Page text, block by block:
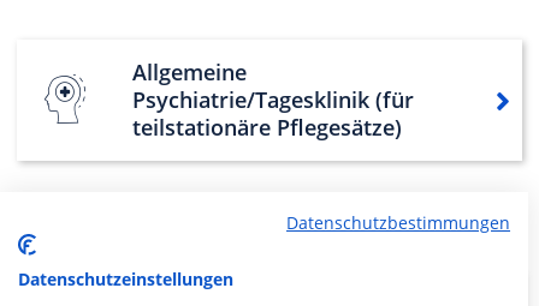
Allgemeine
Psychiatrie/Tagesklinik (für
teilstationäre Pflegesätze)
Mehr InformationenDatenschutzbestimmungen
Datenschutzeinstellungen